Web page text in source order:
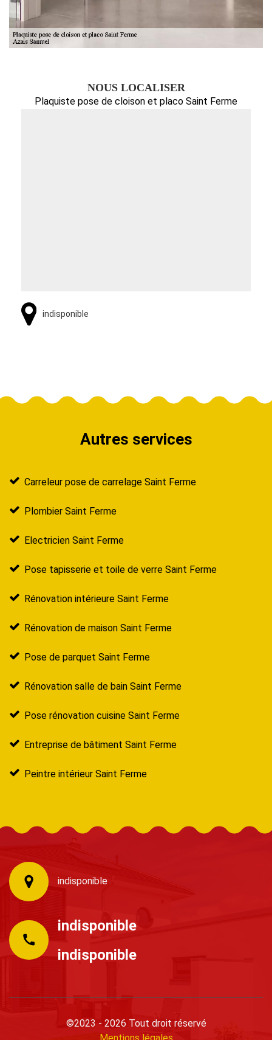
NOUS LOCALISER
Plaquiste pose de cloison et placo Saint Ferme
indisponible
Autres services
Carreleur pose de carrelage Saint Ferme
Plombier Saint Ferme
Electricien Saint Ferme
Pose tapisserie et toile de verre Saint Ferme
Rénovation intérieure Saint Ferme
Rénovation de maison Saint Ferme
Pose de parquet Saint Ferme
Rénovation salle de bain Saint Ferme
Pose rénovation cuisine Saint Ferme
Entreprise de bâtiment Saint Ferme
Peintre intérieur Saint Ferme
indisponible
indisponible
indisponible
©2023 - 2026 Tout droit réservé
Mentions légales